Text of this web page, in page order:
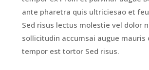
ante pharetra quis ultriciesao et
Sed risus lectus molestie vel dolor
sollicitudin accumsai augue mauris
tempor est tortor Sed risus.